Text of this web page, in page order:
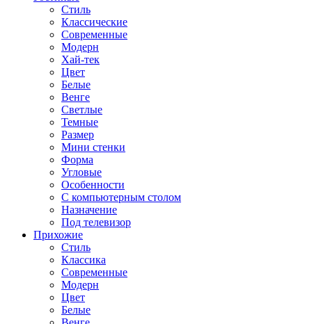
Стиль
Классические
Современные
Модерн
Хай-тек
Цвет
Белые
Венге
Светлые
Темные
Размер
Мини стенки
Форма
Угловые
Особенности
С компьютерным столом
Назначение
Под телевизор
Прихожие
Стиль
Классика
Современные
Модерн
Цвет
Белые